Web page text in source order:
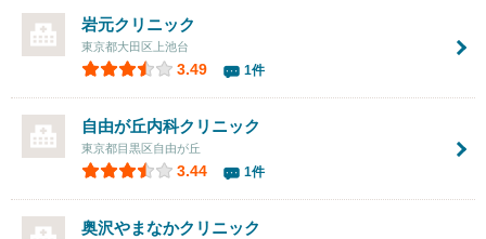
岩元クリニック
東京都大田区上池台
3.49 1件
自由が丘内科クリニック
東京都目黒区自由が丘
3.44 1件
奥沢やまなかクリニック